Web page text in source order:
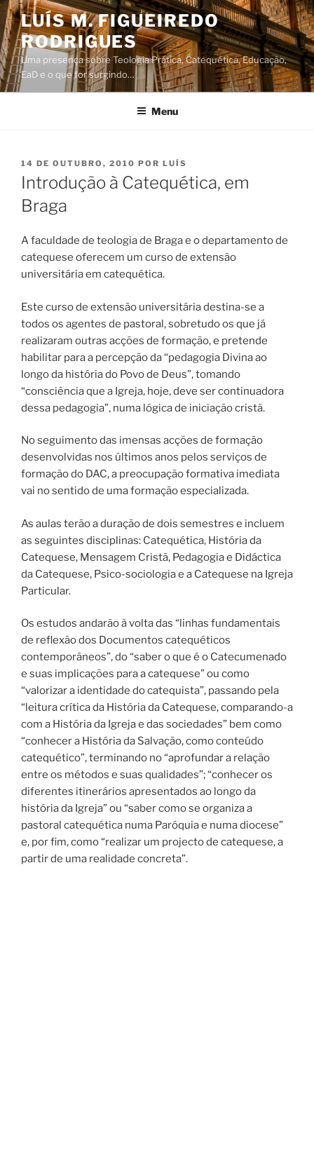
Saltar
para
o
conteúdo
LUÍS M. FIGUEIREDO
RODRIGUES
Uma presença sobre Teologia Prática, Catequética, Educação,
EaD e o que for surgindo…
Menu
PUBLICADO
EM
14 DE OUTUBRO, 2010 POR LUÍS
Introdução à Catequética, em
Braga
A faculdade de teologia de Braga e o departamento de
catequese oferecem um curso de extensão
universitária em catequética.
Este curso de extensão universitária destina-se a
todos os agentes de pastoral, sobretudo os que já
realizaram outras acções de formação, e pretende
habilitar para a percepção da “pedagogia Divina ao
longo da história do Povo de Deus”, tomando
“consciência que a Igreja, hoje, deve ser continuadora
dessa pedagogia”, numa lógica de iniciação cristã.
No seguimento das imensas acções de formação
desenvolvidas nos últimos anos pelos serviços de
formação do DAC, a preocupação formativa imediata
vai no sentido de uma formação especializada.
As aulas terão a duração de dois semestres e incluem
as seguintes disciplinas: Catequética, História da
Catequese, Mensagem Cristã, Pedagogia e Didáctica
da Catequese, Psico-sociologia e a Catequese na Igreja
Particular.
Os estudos andarão à volta das “linhas fundamentais
de reflexão dos Documentos catequéticos
contemporâneos”, do “saber o que é o Catecumenado
e suas implicações para a catequese” ou como
“valorizar a identidade do catequista”, passando pela
“leitura crítica da História da Catequese, comparando-a
com a História da Igreja e das sociedades” bem como
“conhecer a História da Salvação, como conteúdo
catequético”, terminando no “aprofundar a relação
entre os métodos e suas qualidades”; “conhecer os
diferentes itinerários apresentados ao longo da
história da Igreja” ou “saber como se organiza a
pastoral catequética numa Paróquia e numa diocese”
e, por fim, como “realizar um projecto de catequese, a
partir de uma realidade concreta”.